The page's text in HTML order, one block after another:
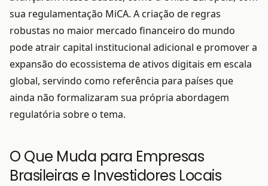
sua regulamentação MiCA. A criação de regras
robustas no maior mercado financeiro do mundo
pode atrair capital institucional adicional e promover a
expansão do ecossistema de ativos digitais em escala
global, servindo como referência para países que
ainda não formalizaram sua própria abordagem
regulatória sobre o tema.
O Que Muda para Empresas
Brasileiras e Investidores Locais